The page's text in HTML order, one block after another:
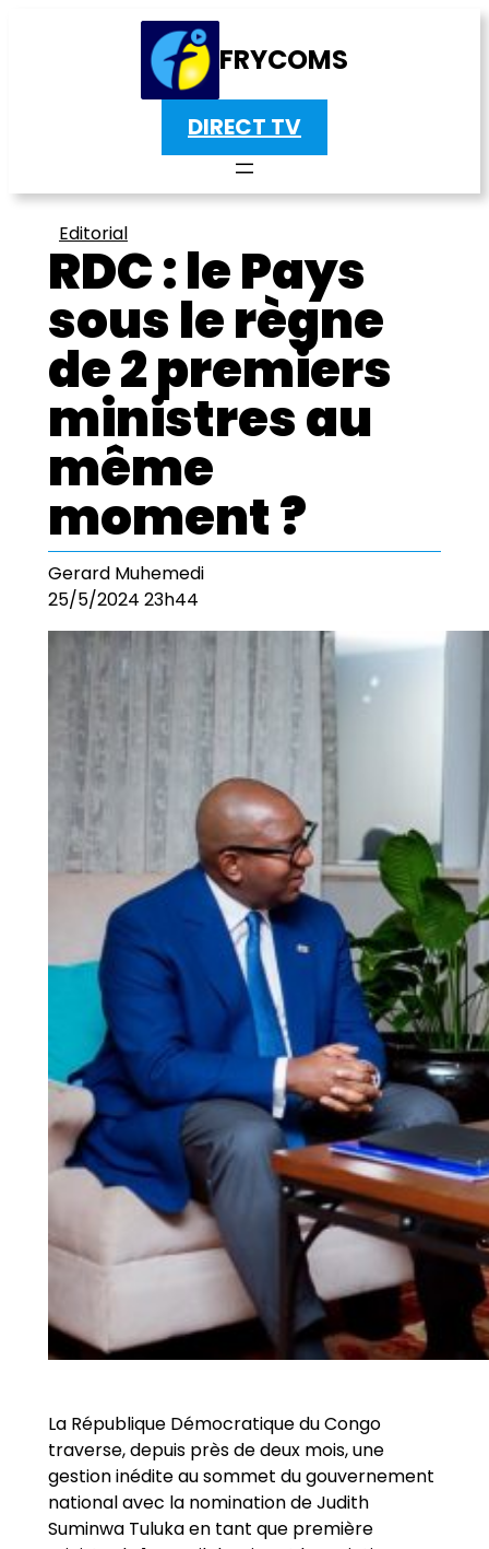
FRYCOMS
DIRECT TV
Editorial
RDC : le Pays
sous le règne
de 2 premiers
ministres au
même
moment ?
Gerard Muhemedi
25/5/2024 23h44
La République Démocratique du Congo
traverse, depuis près de deux mois, une
gestion inédite au sommet du gouvernement
national avec la nomination de Judith
Suminwa Tuluka en tant que première